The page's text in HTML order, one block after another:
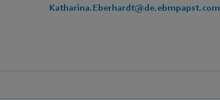
Katharina.Eberhardt@de.ebmpapst.com